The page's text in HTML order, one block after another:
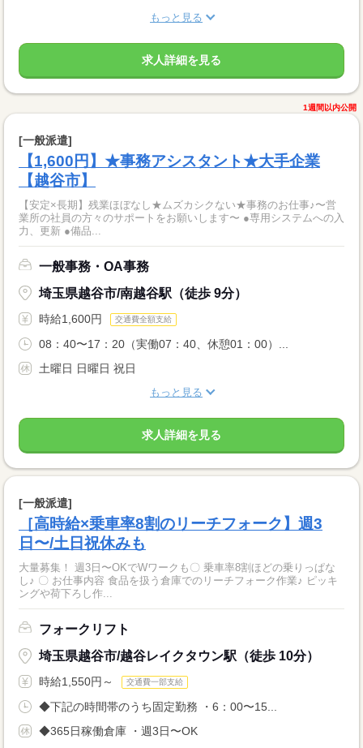
もっと見る
求人詳細を見る
1週間以内公開
[一般派遣]
【1,600円】★事務アシスタント★大手企業
【越谷市】
【安定×長期】残業ほぼなし★ムズカシクない★事務のお仕事♪〜営
業所の社員の方々のサポートをお願いします〜 ●専用システムへの入
力、更新 ●備品...
一般事務・OA事務
埼玉県越谷市/南越谷駅（徒歩 9分）
時給1,600円 交通費全額支給
08：40〜17：20（実働07：40、休憩01：00）...
土曜日 日曜日 祝日
もっと見る
求人詳細を見る
[一般派遣]
［高時給×乗車率8割のリーチフォーク】週3
日〜/土日祝休みも
大量募集！ 週3日〜OKでWワークも〇 乗車率8割ほどの乗りっぱな
し♪ 〇 お仕事内容 食品を扱う倉庫でのリーチフォーク作業♪ ピッキ
ングや荷下ろし作...
フォークリフト
埼玉県越谷市/越谷レイクタウン駅（徒歩 10分）
時給1,550円～ 交通費一部支給
◆下記の時間帯のうち固定勤務 ・6：00〜15...
◆365日稼働倉庫 ・週3日〜OK